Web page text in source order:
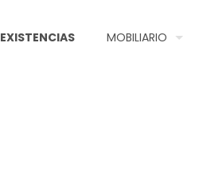
EXISTENCIAS MOBILIARIO